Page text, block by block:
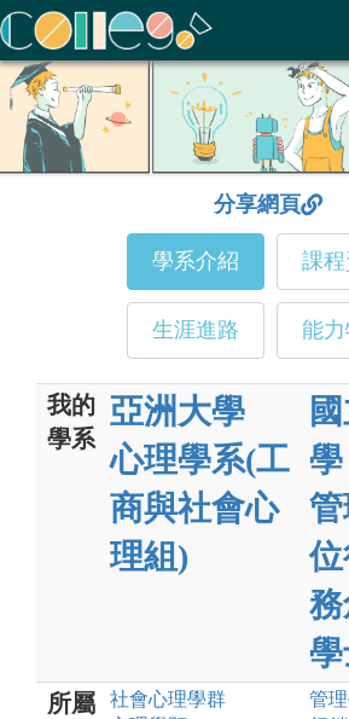
ColleGo! 大學選才與高中育才輔助系統
分享網頁
學系介紹 課
生涯進路 能
我的
學系
亞洲大學
心理學系(工
商與社會心
理組)
學
所屬
社會心理學群
管理